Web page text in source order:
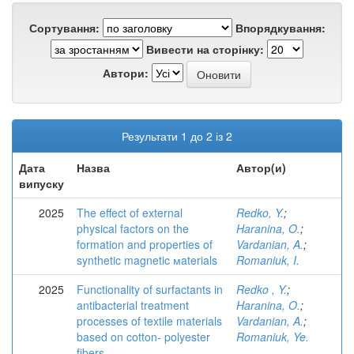
Сортування:
Впорядкування:
Вивести на сторінку:
Автори:
Результати 1 до 2 із 2
Дата
випуску
Назва Автор(и)
2025
The effect of external
physical factors on the
formation and properties of
synthetic magnetic мaterials
Redko, Y.;
Haranina, O.;
Vardanian, A.;
Romaniuk, I.
2025
Functionality of surfactants in
antibacterial treatment
processes of textile materials
based on cotton- polyester
Redko , Y.;
Haranina, O.;
Vardanian, A.;
Romaniuk, Ye.